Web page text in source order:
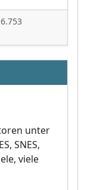
6.753
unter
SNES,
viele